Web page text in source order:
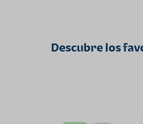
Descubre los